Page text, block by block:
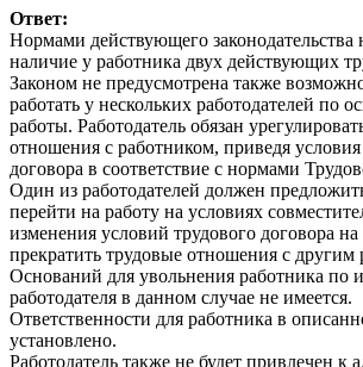
Ответ:
Нормами действующего законодательства
наличие у работника двух действующих
Законом не предусмотрена также
работать у нескольких работодателей по
работы. Работодатель обязан
отношения с работником, приведя условия
договора в соответствие с нормами
Один из работодателей должен
перейти на работу на условиях
изменения условий трудового договора
прекратить трудовые отношения с другим
Оснований для увольнения работника по
работодателя в данном случае не имеется.
Ответственности для работника в
установлено.
Работодатель также не будет привлечен к